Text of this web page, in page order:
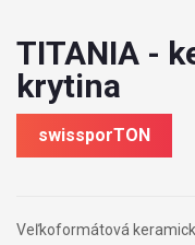
TITANIA -
krytina
swissporTON
Veľkoformátová